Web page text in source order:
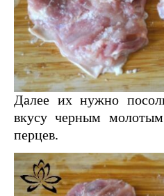
Далее их нужно
вкусу черным
перцев.